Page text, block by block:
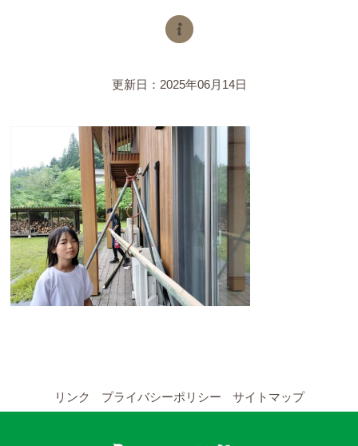
YouTubeチャンネル
留学の申し込み
通年コース
週末コース
短期コース
留学コースのご案内
週末コース
更新日：2025年06月14日
リンク プライバシーポリシー サイトマップ